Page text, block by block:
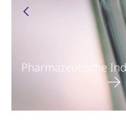
Pharmazeutische